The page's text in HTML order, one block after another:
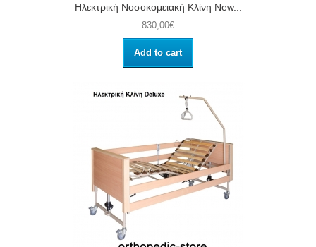
Ηλεκτρική Νοσοκομειακή Κλίνη New...
830,00€
Add to cart